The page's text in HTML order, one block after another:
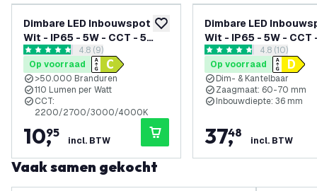
toevoegen aan verlanglijst
Dimbare LED Inbouwspot
Wit - IP65 - 5W - CCT - 5
Jaar Garantie - Geschikt
voor de Badkamer
reviews drawer openen
4.8 score sterren4.8 (9)
Op voorraad
>50.000 Branduren
110 Lumen per Watt
CCT:
2200/2700/3000/4000K
10,
95
incl. BTW
Dimbare LED
Wit - IP65 - 5W - CCT
Jaar Garantie -
voor de Badkamer
reviews
4.8 score sterren4.8 (10)
Op voorraad
Dim- & Kantelbaar
Zaagmaat: 60-70 mm
Inbouwdiepte: 36 mm
37,
48
incl. BTW
Vaak samen gekocht